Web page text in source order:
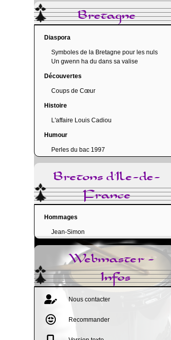
Bretagne
Diaspora
Symboles de la Bretagne pour les nuls
Un gwenn ha du dans sa valise
Découvertes
Coups de Cœur
Histoire
L'affaire Louis Cadiou
Humour
Perles du bac 1997
Bretons d'Ile-de-
France
Hommages
Jean-Simon
Webmaster -
Infos
Nous contacter
Recommander